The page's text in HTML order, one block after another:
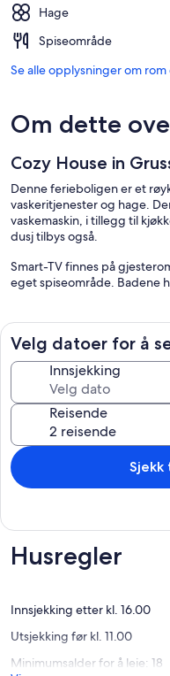
Hage
Spiseområde
Se alle opplysninger om
Om dette
Cozy House in
Denne ferieboligen er et
vaskeritjenester og hage.
vaskemaskin, i tillegg til
dusj tilbys også.
Smart-TV finnes på
eget spiseområde. Badene
Velg datoer for å
Innsjekking
Reisende
Husregler
Innsjekking etter kl. 16.00
Utsjekking før kl. 11.00
Minimumsalder for å leie: 18